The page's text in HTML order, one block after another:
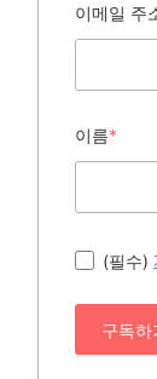
이메일 주
이름*
(필수)
구독하